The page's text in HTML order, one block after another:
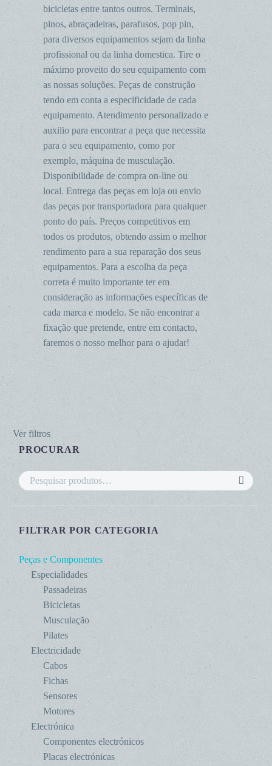
bicicletas entre tantos outros. Terminais,
pinos, abraçadeiras, parafusos, pop pin,
para diversos equipamentos sejam da linha
profissional ou da linha domestica. Tire o
máximo proveito do seu equipamento com
as nossas soluções. Peças de construção
tendo em conta a especificidade de cada
equipamento. Atendimento personalizado e
auxilio para encontrar a peça que necessita
para o seu equipamento, como por
exemplo, máquina de musculação.
Disponibilidade de compra on-line ou
local. Entrega das peças em loja ou envio
das peças por transportadora para qualquer
ponto do país. Preços competitivos em
todos os produtos, obtendo assim o melhor
rendimento para a sua reparação dos seus
equipamentos. Para a escolha da peça
correta é muito importante ter em
consideração as informações específicas de
cada marca e modelo. Se não encontrar a
fixação que pretende, entre em contacto,
faremos o nosso melhor para o ajudar!
Ver filtros
PROCURAR
FILTRAR POR CATEGORIA
Peças e Componentes
Especialidades
Passadeiras
Bicicletas
Musculação
Pilates
Electricidade
Cabos
Fichas
Sensores
Motores
Electrónica
Componentes electrónicos
Placas electrónicas